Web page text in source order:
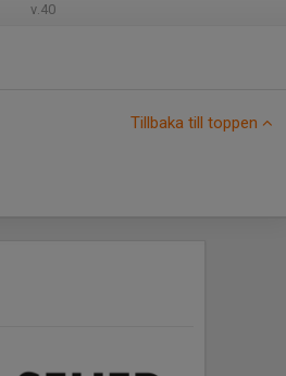
v.40
Tillbaka till toppen